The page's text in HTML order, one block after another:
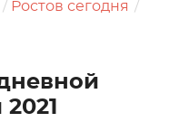
Ростов сегодня